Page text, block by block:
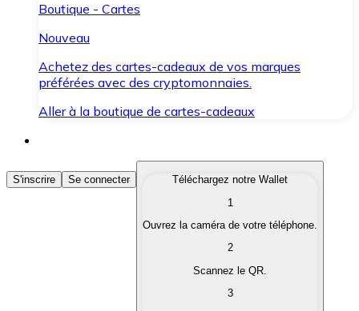
Boutique - Cartes
Nouveau
Achetez des cartes-cadeaux de vos marques
préférées avec des cryptomonnaies.
Aller à la boutique de cartes-cadeaux
Acheter des Cryptomonnaies
Achetez les cryptomonnaies qui vous intéressent
Convertissez vos cryptomonnaies en monnaie
S'inscrire Se connecter
Téléchargez notre Wallet
1
Ouvrez la caméra de votre téléphone.
2
Scannez le QR.
3